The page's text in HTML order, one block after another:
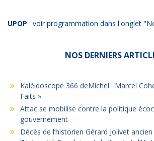
UPOP : voir programmation dans l'onglet
NOS DERNIERS
Kaléidoscope 366 deMichel : Marcel
Faits ».
Attac se mobilise contre la politique
gouvernement
Décès de l’historien Gérard Jolivet